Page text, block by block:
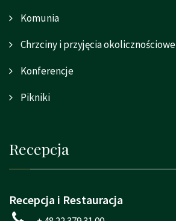
Komunia
Chrzciny i przyjęcia okolicznościowe
Konferencje
Pikniki
Recepcja
Recepcja i Restauracja